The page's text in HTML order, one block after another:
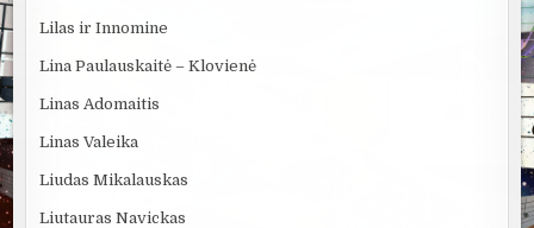
Lilas ir Innomine
Lina Paulauskaitė – Klovienė
Linas Adomaitis
Linas Valeika
Liudas Mikalauskas
Liutauras Navickas